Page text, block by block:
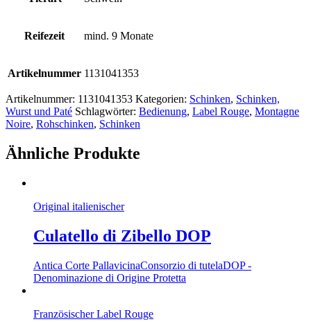
Reifezeit mind. 9 Monate
Artikelnummer 1131041353
Artikelnummer: 1131041353 Kategorien: Schinken, Schinken,
Wurst und Paté Schlagwörter: Bedienung, Label Rouge, Montagne
Noire, Rohschinken, Schinken
Ähnliche Produkte
Original italienischer
Culatello di Zibello DOP
Antica Corte PallavicinaConsorzio di tutelaDOP -
Denominazione di Origine Protetta
Französischer Label Rouge